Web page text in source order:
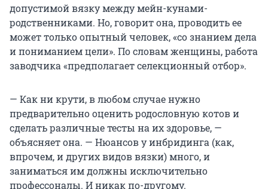
допустимой вязку между мейн-кунами-
родственниками. Но, говорит она, проводить ее
может только опытный человек, «со знанием дела
и пониманием цели». По словам женщины, работа
заводчика «предполагает селекционный отбор».
— Как ни крути, в любом случае нужно
предварительно оценить родословную котов и
сделать различные тесты на их здоровье, —
объясняет она. — Нюансов у инбридинга (как,
впрочем, и других видов вязки) много, и
заниматься им должны исключительно
профессоналы. И никак по-другому.